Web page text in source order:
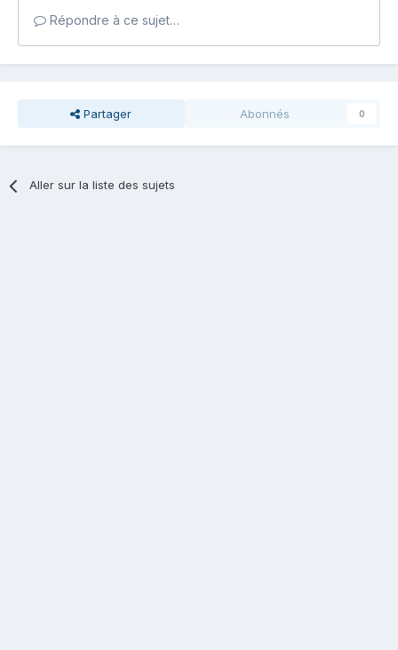
Répondre à ce sujet…
Partager Abonnés 0
Aller sur la liste des sujets